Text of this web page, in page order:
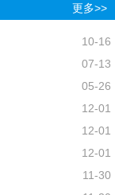
更多>>
10-16
07-13
05-26
12-01
12-01
12-01
11-30